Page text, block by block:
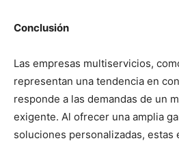
Conclusión
Las empresas multiservicios,
representan una tendencia en
responde a las demandas de un
exigente. Al ofrecer una amplia
soluciones personalizadas, estas